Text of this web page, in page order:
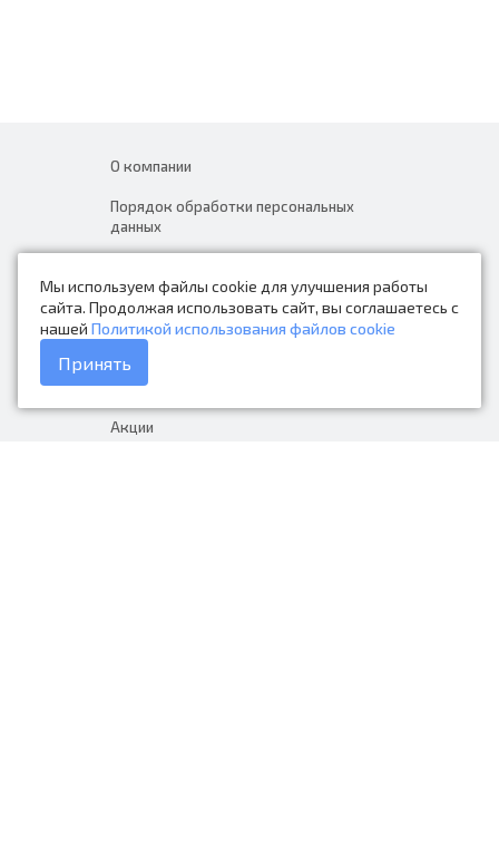
Мы используем файлы cookie для улучшения работы
сайта. Продолжая использовать сайт, вы соглашаетесь с
нашей Политикой использования файлов cookie
Принять
О компании
Порядок обработки персональных
данных
Контакты
Каталог товаров
Доставка и оплата
Акции